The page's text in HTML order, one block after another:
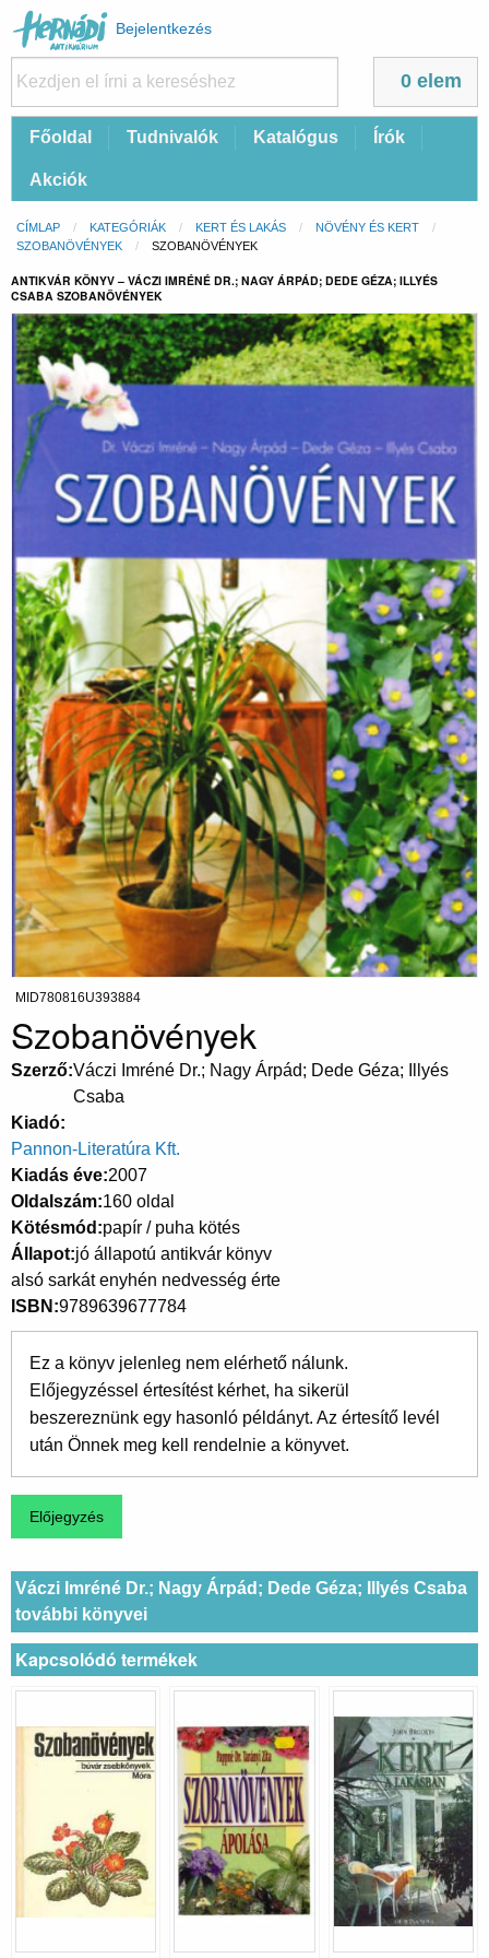
Felhasználói
fiók
menüje
Bejelentkezés
0 elem
FőFőoldal Tudnivalók Katalógus Írók
Akciók
Morzsa
CÍMLAP KATEGÓRIÁK KERT ÉS LAKÁS
NÖVÉNY ÉS KERT
SZOBANÖVÉNYEK
CURRENT:
SZOBANÖVÉNYEK
ANTIKVÁR KÖNYV – VÁCZI IMRÉNÉ DR.; NAGY ÁRPÁD; DEDE GÉZA; ILLYÉS
CSABA SZOBANÖVÉNYEK
MID780816U393884
Szobanövények
Szerző Váczi Imréné Dr.; Nagy Árpád; Dede Géza; Illyés
Csaba
Kiadó
Pannon-Literatúra Kft.
Kiadás éve 2007
Oldalszám 160 oldal
Kötésmód papír / puha kötés
Állapot jó állapotú antikvár könyv
alsó sarkát enyhén nedvesség érte
ISBN 9789639677784
Ez a könyv jelenleg nem elérhető nálunk.
Előjegyzéssel értesítést kérhet, ha sikerül
beszereznünk egy hasonló példányt. Az értesítő levél
után Önnek meg kell rendelnie a könyvet.
Váczi Imréné Dr.; Nagy Árpád; Dede Géza; Illyés Csaba
további könyvei
Kapcsolódó termékek